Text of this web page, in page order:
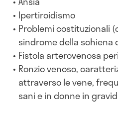
Ipertiroidismo
Problemi costituzionali
sindrome della schiena
Fistola arterovenosa
Ronzio venoso,
attraverso le vene,
sani e in donne in